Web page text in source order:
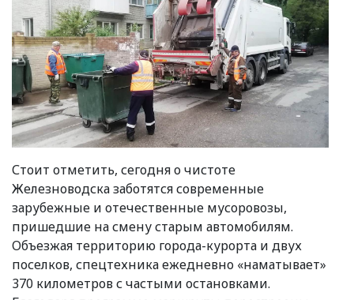
Стоит отметить, сегодня о чистоте
Железноводска заботятся современные
зарубежные и отечественные мусоровозы,
пришедшие на смену старым автомобилям.
Объезжая территорию города-курорта и двух
поселков, спецтехника ежедневно «наматывает»
370 километров с частыми остановками.